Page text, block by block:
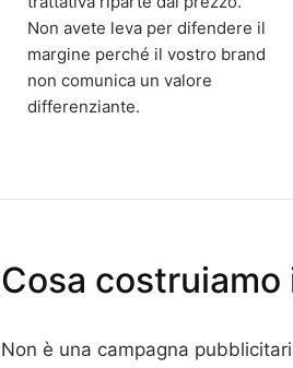
Non avete leva per difendere il
margine perché il vostro brand
non comunica un valore
differenziante.
Cosa costruiamo
Non è una campagna